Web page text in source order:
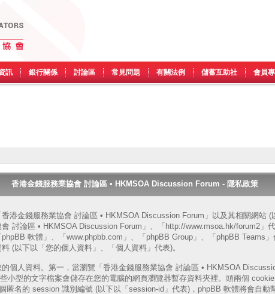
訊 銀行關係 討論區 常見問題 有關法例 儲蓄互助社 會員
香港金錢服務業協會 討論區 • HKMSOA Discussion Forum - 隱私政策
港金錢服務業協會 討論區 • HKMSOA Discussion Forum」以及其相關網站 (
討論區 • HKMSOA Discussion Forum」、「http://www.msoa.hk/forum2」
phpBB 軟體」、「www.phpbb.com」、「phpBB Group」、「phpBB Teams
(以下以「您的個人資料」、「個人資料」代表)。
個人資料。第一，當瀏覽「香港金錢服務業協會 討論區 • HKMSOA
小型的文字檔案會儲存在您的電腦的網頁瀏覽器暫存資料夾裡。頭兩個
匿名的 session 識別編號 (以下以「session-id」代表)，phpBB 軟體將會自動